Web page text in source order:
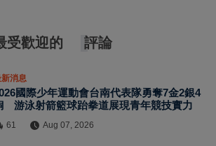
受歡迎的 評論
消息
國際少年運動會台南代表隊勇奪7金2銀4
游泳射箭籃球跆拳道展現青年競技實力
61 Aug 07, 2026